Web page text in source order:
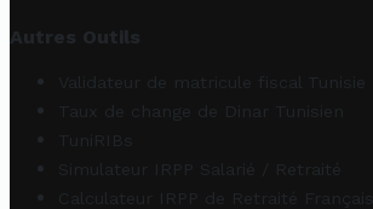
Autres Outils
Validateur de matricule fiscal Tunisie
Taux de change de Dinar Tunisien
TuniRIBs
Simulateur IRPP Salarié / Retraité
Calculateur IRPP de Retraité